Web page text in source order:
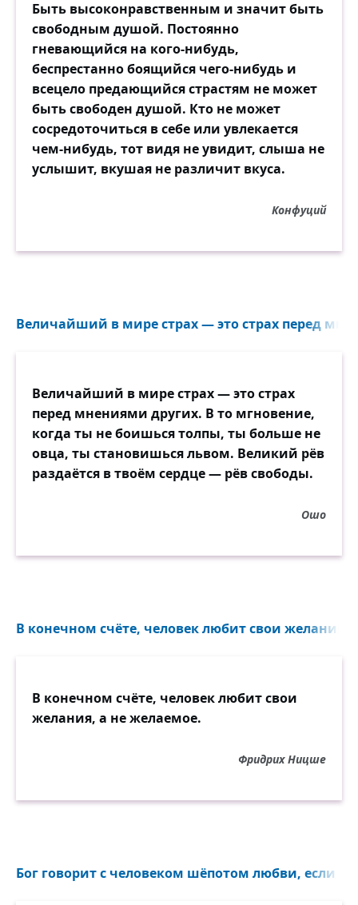
Быть высоконравственным и значит быть
свободным душой. Постоянно
гневающийся на кого-нибудь,
беспрестанно боящийся чего-нибудь и
всецело предающийся страстям не может
быть свободен душой. Кто не может
сосредоточиться в себе или увлекается
чем-нибудь, тот видя не увидит, слыша не
услышит, вкушая не различит вкуса.
Конфуций
Величайший в мире страх — это страх перед
Величайший в мире страх — это страх
перед мнениями других. В то мгновение,
когда ты не боишься толпы, ты больше не
овца, ты становишься львом. Великий рёв
раздаётся в твоём сердце — рёв свободы.
Ошо
В конечном счёте, человек любит свои желания...
В конечном счёте, человек любит свои
желания, а не желаемое.
Фридрих Ницше
Бог говорит с человеком шёпотом любви, если